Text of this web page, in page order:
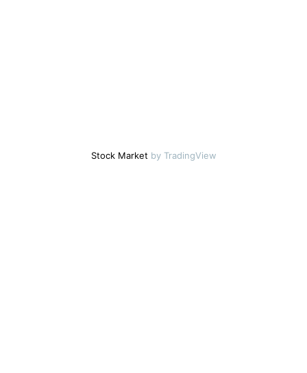
Stock Market by TradingView